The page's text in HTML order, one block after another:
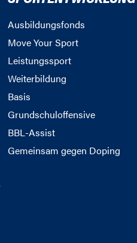
Ausbildungsfonds
Move Your Sport
Leistungssport
Weiterbildung
Basis
Grundschuloffensive
BBL-Assist
Gemeinsam gegen Doping